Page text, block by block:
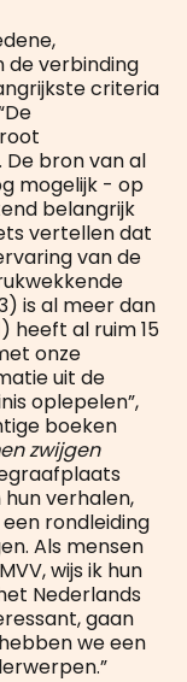
de verbinding
criteria
bron van al
mogelijk - op
belangrijk
vertellen dat
van de
is al meer dan
heeft al ruim 15
onze
uit de
oplepelen”,
boeken
zwijgen
verhalen,
rondleiding
Als mensen
wijs ik hun
Nederlands
gaan
we een